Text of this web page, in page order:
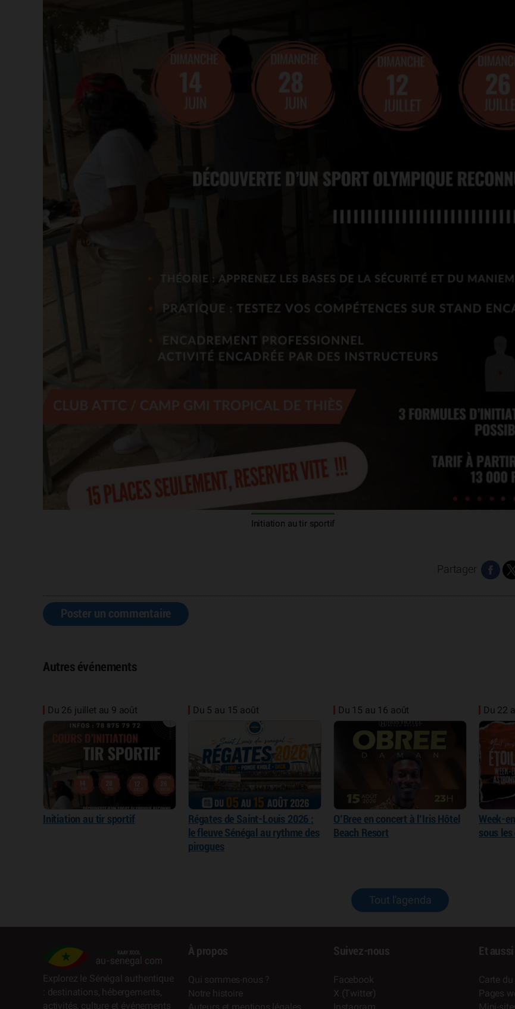
Initiation au tir sportif
Partager
Poster un commentaire
Autres événements
Du 26 juillet au 9 août
Initiation au tir sportif
Du 5 au 15 août
Régates de Saint-Louis 2026 :
le fleuve Sénégal au rythme des
pirogues
Du 15 au 16 août
O’Bree en concert à l’Iris Hôtel
Beach Resort
Du 22
Week-
sous
Tout l'agenda
Explorez le Sénégal authentique
: destinations, hébergements,
activités, culture et événements
À propos
Qui sommes-nous ?
Notre histoire
Suivez-nous
Facebook
X (Twitter)
Et aussi
Carte
Pages